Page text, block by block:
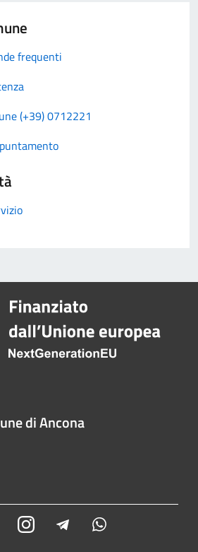
frequenti
(+39) 0712221
di Ancona
YoutubeInstagram Telegram